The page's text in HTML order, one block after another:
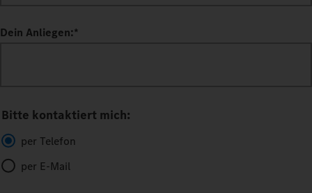
Dein Anliegen:*
Bitte kontaktiert mich:
per Telefon
per E-Mail